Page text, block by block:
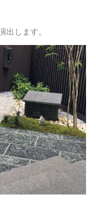
出します。